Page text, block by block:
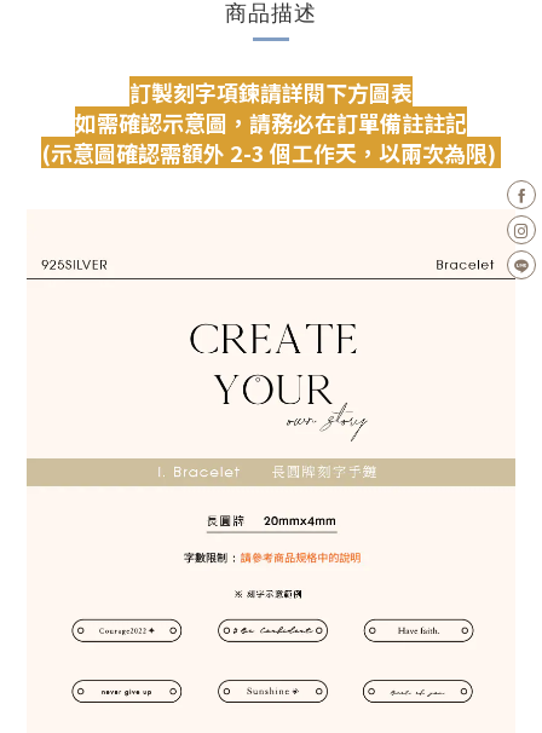
商品描述
訂製刻字項鍊請詳閱下方圖表
如需確認示意圖，請務必在訂單備註註記
(示意圖確認需額外 2-3 個工作天，以兩次為限)